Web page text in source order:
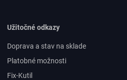
Užitočné odkazy
Doprava a stav na sklade
Platobné možnosti
Fix-Kutil